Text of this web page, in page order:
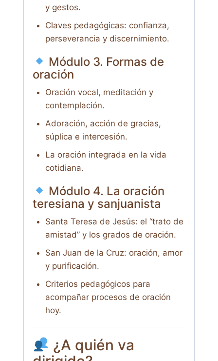
y gestos.
Claves pedagógicas: confianza,
perseverancia y discernimiento.
Módulo 3. Formas de
oración
Oración vocal, meditación y
contemplación.
Adoración, acción de gracias,
súplica e intercesión.
La oración integrada en la vida
cotidiana.
Módulo 4. La oración
teresiana y sanjuanista
Santa Teresa de Jesús: el “trato de
amistad” y los grados de oración.
San Juan de la Cruz: oración, amor
y purificación.
Criterios pedagógicos para
acompañar procesos de oración
hoy.
¿A quién va